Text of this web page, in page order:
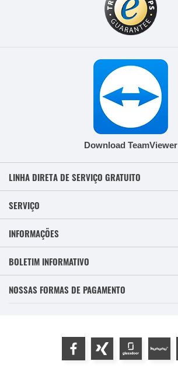
Download TeamViewer
LINHA DIRETA DE SERVIÇO GRATUITO
SERVIÇO
INFORMAÇÕES
BOLETIM INFORMATIVO
NOSSAS FORMAS DE PAGAMENTO